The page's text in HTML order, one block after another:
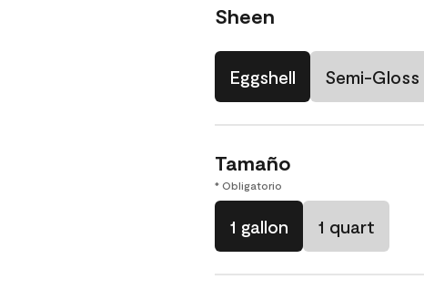
Sheen
Eggshell Semi-Gloss
Tamaño
* Obligatorio
1 gallon 1 quart